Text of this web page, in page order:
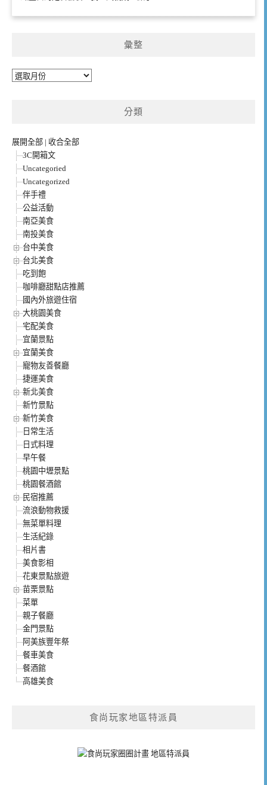
彙整
彙
分類
展開全部 | 收合全部
3C開箱文
Uncategoried
Uncategorized
伴手禮
公益活動
南亞美食
南投美食
台中美食
台北美食
吃到飽
咖啡廳甜點店推薦
國內外旅遊住宿
大桃園美食
宅配美食
宜蘭景點
宜蘭美食
寵物友善餐廳
捷運美食
新北美食
新竹景點
新竹美食
日常生活
日式料理
早午餐
桃園中壢景點
桃園餐酒館
民宿推薦
流浪動物救援
無菜單料理
生活紀錄
相片書
美食影相
花東景點旅遊
苗栗景點
菜單
親子餐廳
金門景點
阿美族豐年祭
餐車美食
餐酒館
高雄美食
食尚玩家地區特派員